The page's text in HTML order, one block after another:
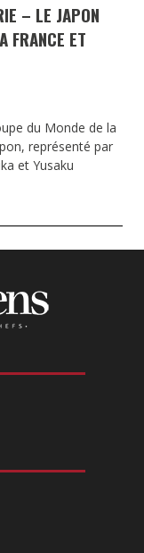
– LE JAPON
FRANCE ET
du Monde de la
représenté par
et Yusaku